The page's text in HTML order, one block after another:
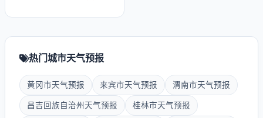
热门城市天气预报
黄冈市天气预报 来宾市天气预报 渭南市天气预报
昌吉回族自治州天气预报 桂林市天气预报